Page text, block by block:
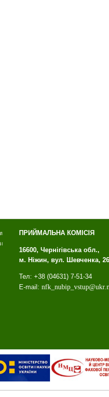
ПРИЙМАЛЬНА КОМІСІЯ
16600, Чернігівська обл.,
м. Ніжин, вул. Шевченка, 26
Тел: +38 (04631) 7-51-34
E-mail: nfk_ nubip_ vstup@ukr.